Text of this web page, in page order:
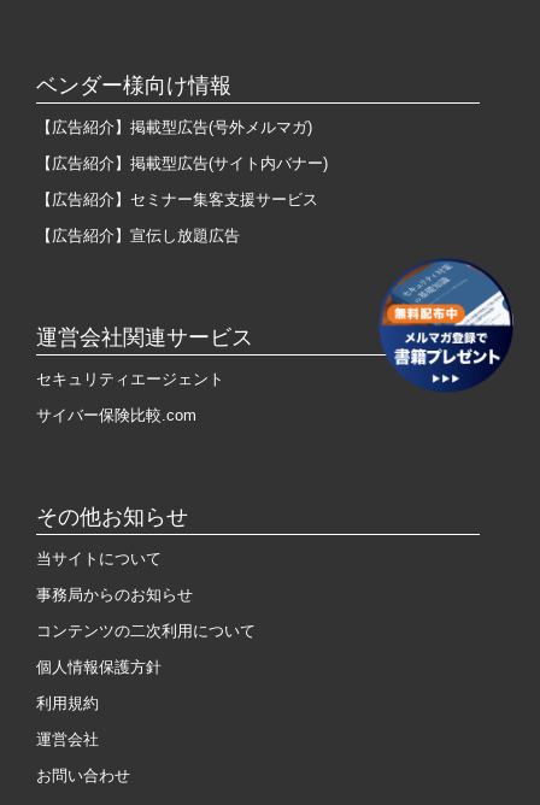
ベンダー様向け情報
【広告紹介】掲載型広告(号外メルマガ)
【広告紹介】掲載型広告(サイト内バナー)
【広告紹介】セミナー集客支援サービス
【広告紹介】宣伝し放題広告
運営会社関連サービス
セキュリティエージェント
サイバー保険比較.com
その他お知らせ
当サイトについて
事務局からのお知らせ
コンテンツの二次利用について
個人情報保護方針
利用規約
運営会社
お問い合わせ